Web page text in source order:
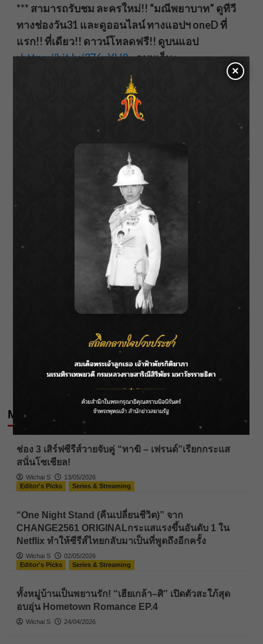
*** สามารถรับชม ละครใหม่!! “มณีพยาบาท” ดูทีวี
ทางช่องวัน31 และดูออนไลน์ ทางแอปฯ oneD ที่
แรก!! ที่เดียว!! ดาวน์โหลดฟรี!! ดูบนแอป
:https://bit.ly/376vYH8, ดูบนเว็บ :
https://youtu.be/0A6EwiyARHY
Parnicha Sasookjit
See author's posts
navigation
9 มกราคม “ช่อง 8” ส่งรายการข่าว ปี 2566 อัดแน่นเต็ม
“ชมพู่ อารยา” เเพ็คกระเป๋าเที่ยวญี่ปุ่นพร้อมแฟชั่นแบบ
More Stories
Editor's Picks Series & Streaming
ช่อง 3 เสิร์ฟซีรีส์วายจับคู่ “ทาฆิ – เฟรนด์”เรียกกระแส
สนั่นโซเชียล!
Wichai S
13/05/2026
Editor's Picks
Series & Streaming
“One Night Stand (คืนเปลี่ยนชีวิต)” จาก
CHANGE2561 ORIGINALกระแสแรงขึ้นอันดับ 1 ใน
Netflix ทำให้ซีรีส์ไทยกลับมาเป็นที่พูดถึงอีกครั้ง
Wichai S
02/05/2026
Editor's Picks
Series & Streaming
ทั้งหมู่บ้านเป็นพยานรัก! “เฮียเกล้า–ศิ” เปิดตัวสะใภ้สุด
อบอุ่น Hometown Romance EP.4
Wichai S 24/04/2026
×